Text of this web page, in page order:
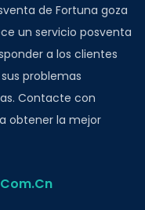
de Fortuna goza
un servicio posventa
a los clientes
problemas
Contacte con
obtener la mejor